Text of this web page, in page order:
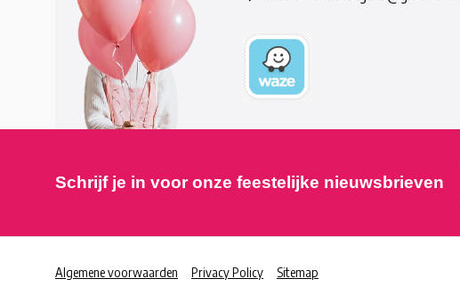
Schrijf je in voor onze feestelijke nieuwsbrieven
Algemene voorwaarden Privacy Policy
Sitemap